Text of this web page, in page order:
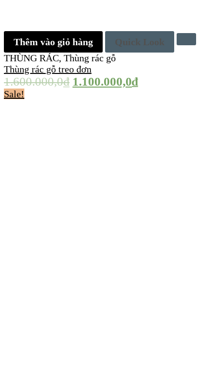
Thêm vào giỏ hàng
Quick Look
THÙNG RÁC, Thùng rác gỗ
Thùng rác gỗ treo đơn
1.600.000,0₫ 1.100.000,0₫
Sale!